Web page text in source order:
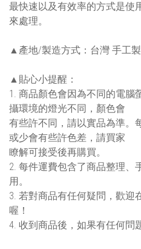
最快速以及有效率的方式是使
來處理。
▲產地/製造方式：台灣 手工
▲貼心小提醒：
1. 商品顏色會因為不同的電腦
攝環境的燈光不同，顏色會
有些許不同，請以實品為準。
或少會有些許色差，請買家
瞭解可接受後再購買。
2. 每件運費包含了商品整理、
用。
3. 若對商品有任何疑問，歡迎
喔！
4. 收到商品後，如果有任何問